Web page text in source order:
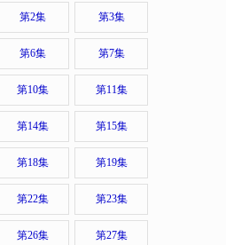
第2集 第3集
第6集 第7集
第10集 第11集
第14集 第15集
第18集 第19集
第22集 第23集
第26集 第27集